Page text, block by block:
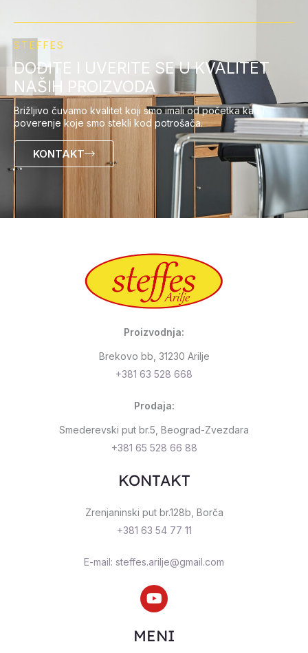
STEFFES
DOĐITE I UVERITE SE U KVALITET
NAŠIH PROIZVODA
Brižljivo čuvamo kvalitet koji smo imali od početka kao i
poverenje koje smo stekli kod potrošača.
KONTAKT
Proizvodnja:
Brekovo bb, 31230 Arilje
+381 63 528 668
Prodaja:
Smederevski put br.5, Beograd-Zvezdara
+381 65 528 66 88
KONTAKT
Zrenjaninski put br.128b, Borča
+381 63 54 77 11
E-mail: steffes.arilje@gmail.com
Y
o
t
u
MENI